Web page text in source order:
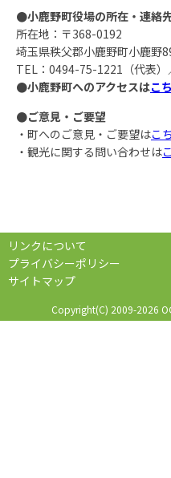
●小鹿野町役場の所在・連絡
所在地：〒368-0192
埼玉県秩父郡小鹿野町小鹿野
TEL：0494-75-1221（代表
●小鹿野町へのアクセスはこ
●ご意見・ご要望
・町へのご意見・ご要望はこ
・観光に関する問い合わせは
リンクについて
プライバシーポリシー
サイトマップ
Copyright(C) 2009-2026